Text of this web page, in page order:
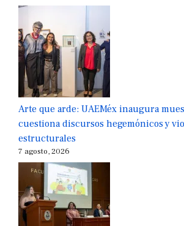
Arte que arde: UAEMéx inaugura
cuestiona discursos hegemónicos y
estructurales
7 agosto, 2026